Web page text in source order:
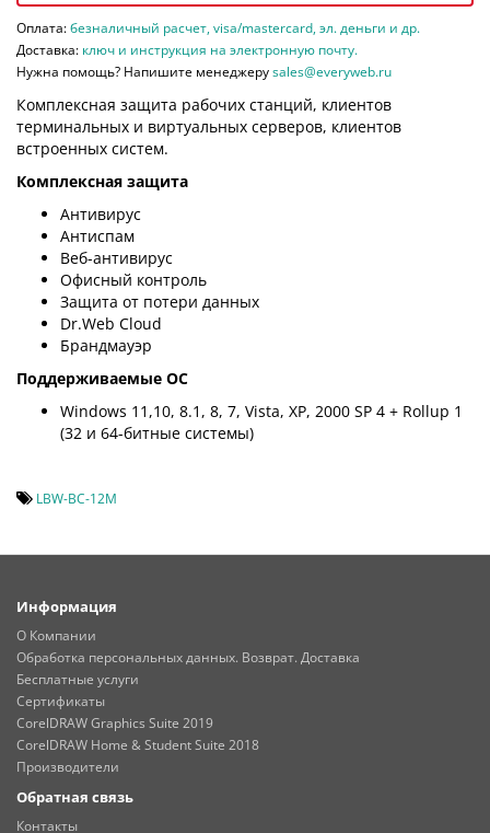
Оплата:безналичный расчет, visa/mastercard, эл. деньги и др.
Доставка: ключ и инструкция на электронную почту.
Нужна помощь? Напишите менеджеруsales@everyweb.ru
Комплексная защита рабочих станций, клиентов
терминальных и виртуальных серверов, клиентов
встроенных систем.
Комплексная защита
Антивирус
Антиспам
Веб-антивирус
Офисный контроль
Защита от потери данных
Dr.Web Cloud
Брандмауэр
Поддерживаемые ОС
Windows 11,10, 8.1, 8, 7, Vista, XP, 2000 SP 4 + Rollup 1
(32 и 64-битные системы)
LBW-BC-12M
Информация
О Компании
Обработка персональных данных. Возврат. Доставка
Бесплатные услуги
Сертификаты
CorelDRAW Graphics Suite 2019
CorelDRAW Home & Student Suite 2018
Производители
Обратная связь
Контакты